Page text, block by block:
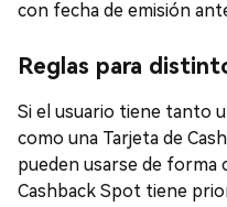
con fecha de emisión
Reglas para
Si el usuario tiene tanto
como una Tarjeta de
pueden usarse de forma
Cashback Spot tiene